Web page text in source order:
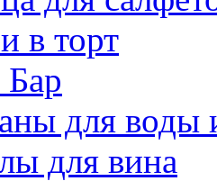
в торт
для воды
для вина